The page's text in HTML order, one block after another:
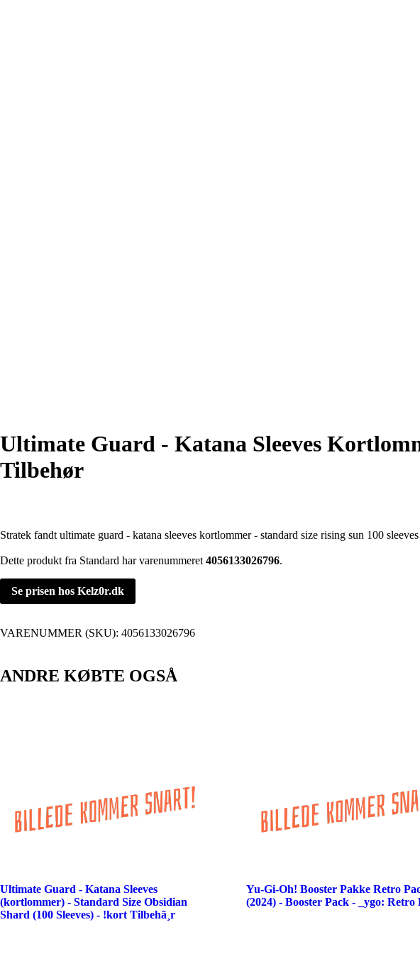
Ultimate Guard - Katana Sleeves
Tilbehør
Stratek fandt ultimate guard - katana sleeves kortlommer - standard size rising sun 100
Dette produkt fra Standard har varenummeret 4056133026796.
Se prisen hos Kelz0r.dk
VARENUMMER (SKU): 4056133026796
ANDRE KØBTE OGSÅ
Ultimate Guard - Katana Sleeves
(kortlommer) - Standard Size Obsidian
Shard (100 Sleeves) - !kort Tilbehã¸r
Yu-Gi-Oh! Booster Pakke Retro
(2024) - Booster Pack - _ygo: Retro